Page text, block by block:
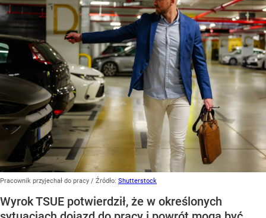
Pracownik przyjechał do pracy / Źródło: Shutterstock
Wyrok TSUE potwierdził, że w określonych